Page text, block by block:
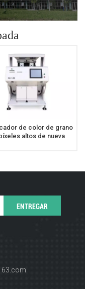
de color de grano
altos de nueva